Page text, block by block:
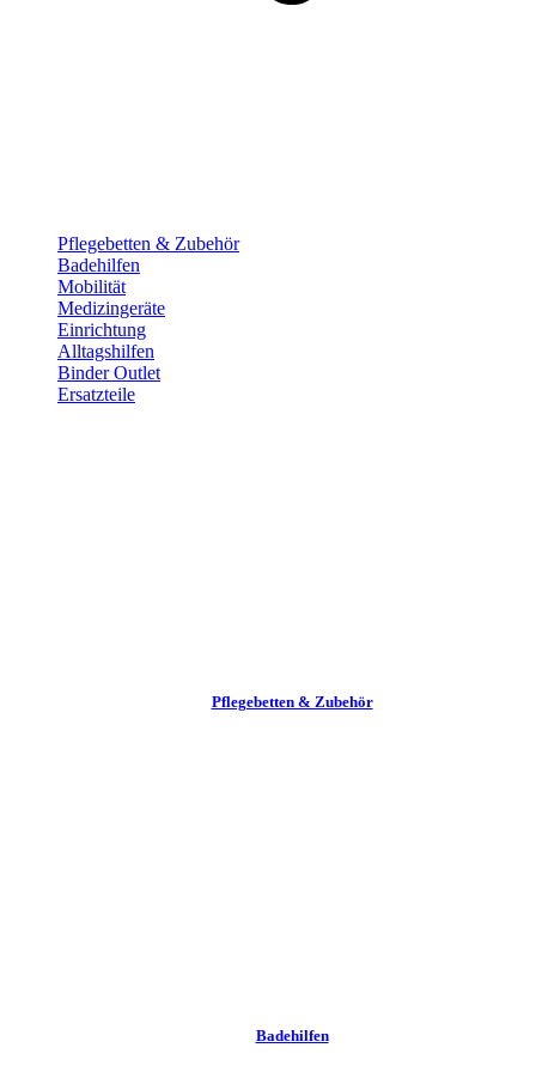
Pflege­betten & Zubehör
Badehilfen
Mobilität
Medizingeräte
Einrichtung
Alltags­hilfen
Binder Outlet
Ersatzteile
Pflege­betten & Zubehör
Badehilfen